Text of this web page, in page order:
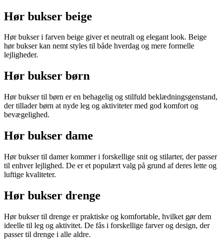
Hør bukser beige
Hør bukser i farven beige giver et neutralt og elegant look. Beige
hør bukser kan nemt styles til både hverdag og mere formelle
lejligheder.
Hør bukser børn
Hør bukser til børn er en behagelig og stilfuld beklædningsgenstand,
der tillader børn at nyde leg og aktiviteter med god komfort og
bevægelighed.
Hør bukser dame
Hør bukser til damer kommer i forskellige snit og stilarter, der passer
til enhver lejlighed. De er et populært valg på grund af deres lette og
luftige kvaliteter.
Hør bukser drenge
Hør bukser til drenge er praktiske og komfortable, hvilket gør dem
ideelle til leg og aktivitet. De fås i forskellige farver og design, der
passer til drenge i alle aldre.